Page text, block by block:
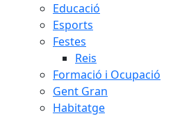
Educació
Esports
Festes
Reis
Formació i Ocupació
Gent Gran
Habitatge